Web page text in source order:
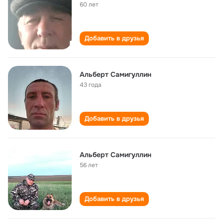
60 лет
Добавить в друзья
Альберт Самигуллин
43 года
Добавить в друзья
Альберт Самигуллин
56 лет
Добавить в друзья